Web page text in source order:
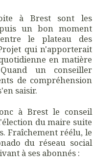
à Brest sont les
un bon moment
le plateau des
qui n'apporterait
en matière
un conseiller
de compréhension
saisir.
à Brest le conseil
du maire suite
Fraîchement réélu, le
du réseau social
à ses abonnés :